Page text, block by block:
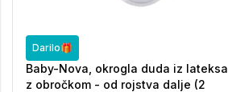
Darilo🎁
Baby-Nova, okrogla duda iz lateksa
z obročkom - od rojstva dalje (2